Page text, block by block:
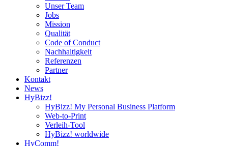
Unser Team
Jobs
Mission
Qualität
Code of Conduct
Nachhaltigkeit
Referenzen
Partner
Kontakt
News
HyBizz!
HyBizz! My Personal Business Platform
Web-to-Print
Verleih-Tool
HyBizz! worldwide
HyComm!